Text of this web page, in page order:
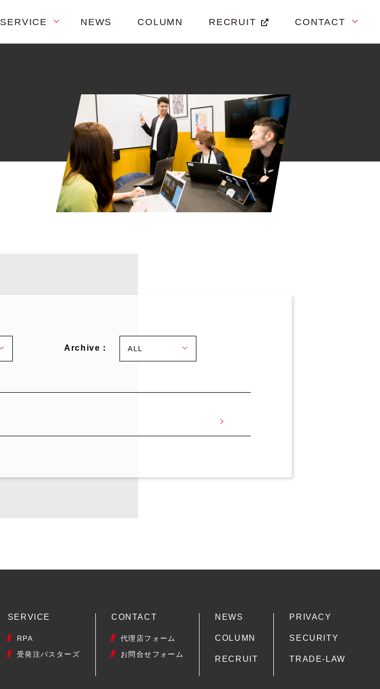
SERVICE NEWS COLUMN RECRUIT CONTACT
Archive： ALL
SERVICE
RPA
受発注バスターズ
CONTACT
代理店フォーム
お問合せフォーム
NEWS
COLUMN
RECRUIT
PRIVACY
SECURITY
TRADE-LAW